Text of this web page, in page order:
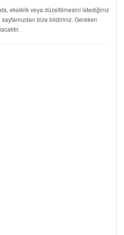
eksiklik veya düzeltilmesini istediğiniz
sayfamızdan bize bildiriniz. Gereken